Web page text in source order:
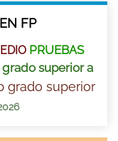
FP
PRUEBAS
superior a
grado superior